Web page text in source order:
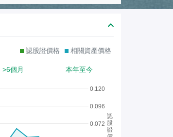
認股證價格 相關資產價格
>6個月 本年至今
0.072
0.096
0.120
認
股
證